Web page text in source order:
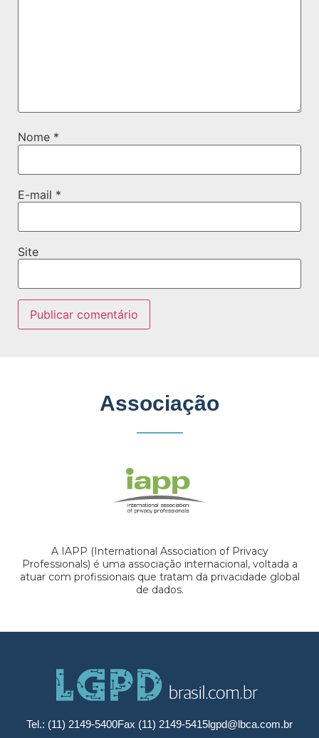
Nome *
E-mail *
Site
Associação
A IAPP (International Association of Privacy
Professionals) é uma associação internacional, voltada a
atuar com profissionais que tratam da privacidade global
de dados.
Tel.: (11) 2149-5400Fax (11) 2149-5415lgpd@lbca.com.br